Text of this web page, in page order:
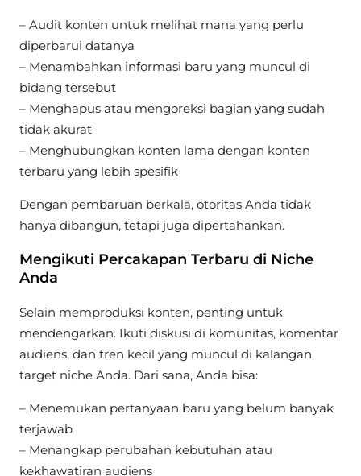
– Audit konten untuk melihat mana yang perlu
diperbarui datanya
– Menambahkan informasi baru yang muncul di
bidang tersebut
– Menghapus atau mengoreksi bagian yang sudah
tidak akurat
– Menghubungkan konten lama dengan konten
terbaru yang lebih spesifik
Dengan pembaruan berkala, otoritas Anda tidak
hanya dibangun, tetapi juga dipertahankan.
Mengikuti Percakapan Terbaru di Niche
Anda
Selain memproduksi konten, penting untuk
mendengarkan. Ikuti diskusi di komunitas, komentar
audiens, dan tren kecil yang muncul di kalangan
target niche Anda. Dari sana, Anda bisa:
– Menemukan pertanyaan baru yang belum banyak
terjawab
– Menangkap perubahan kebutuhan atau
kekhawatiran audiens